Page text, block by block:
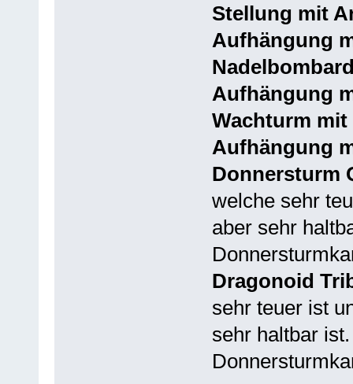
Stellung mit
Aufhängung
Aufhängung
Wachturm
Aufhängung
Donnersturm
welche sehr
aber sehr
Dragonoid
sehr teuer ist
sehr haltbar